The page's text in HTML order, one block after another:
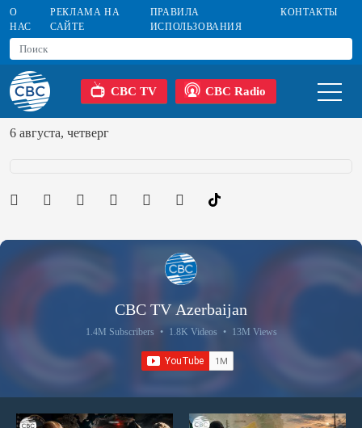
О
НАС
РЕКЛАМА НА
САЙТЕ
ПРАВИЛА
ИСПОЛЬЗОВАНИЯ
КОНТАКТЫ
CBC TV CBC Radio
6 августа, четверг
CBC TV Azerbaijan
1.4M Subscribers • 1.8K Videos • 13M Views